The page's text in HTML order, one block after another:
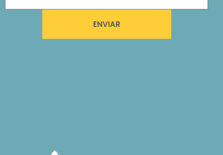
ENVIAR